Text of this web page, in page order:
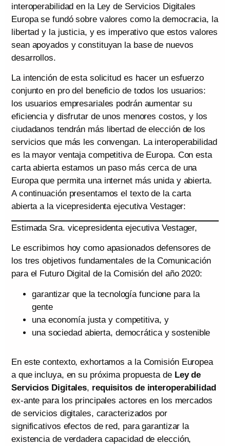
interoperabilidad en la Ley de Servicios Digitales
Europa se fundó sobre valores como la democracia, la
libertad y la justicia, y es imperativo que estos valores
sean apoyados y constituyan la base de nuevos
desarrollos.
La intención de esta solicitud es hacer un esfuerzo
conjunto en pro del beneficio de todos los usuarios:
los usuarios empresariales podrán aumentar su
eficiencia y disfrutar de unos menores costos, y los
ciudadanos tendrán más libertad de elección de los
servicios que más les convengan. La interoperabilidad
es la mayor ventaja competitiva de Europa. Con esta
carta abierta estamos un paso más cerca de una
Europa que permita una internet más unida y abierta.
A continuación presentamos el texto de la carta
abierta a la vicepresidenta ejecutiva Vestager:
Estimada Sra. vicepresidenta ejecutiva Vestager,
Le escribimos hoy como apasionados defensores de
los tres objetivos fundamentales de la Comunicación
para el Futuro Digital de la Comisión del año 2020:
garantizar que la tecnología funcione para la
gente
una economía justa y competitiva, y
una sociedad abierta, democrática y sostenible
En este contexto, exhortamos a la Comisión Europea
a que incluya, en su próxima propuesta de Ley de
Servicios Digitales, requisitos de interoperabilidad
ex-ante para los principales actores en los mercados
de servicios digitales, caracterizados por
significativos efectos de red, para garantizar la
existencia de verdadera capacidad de elección,